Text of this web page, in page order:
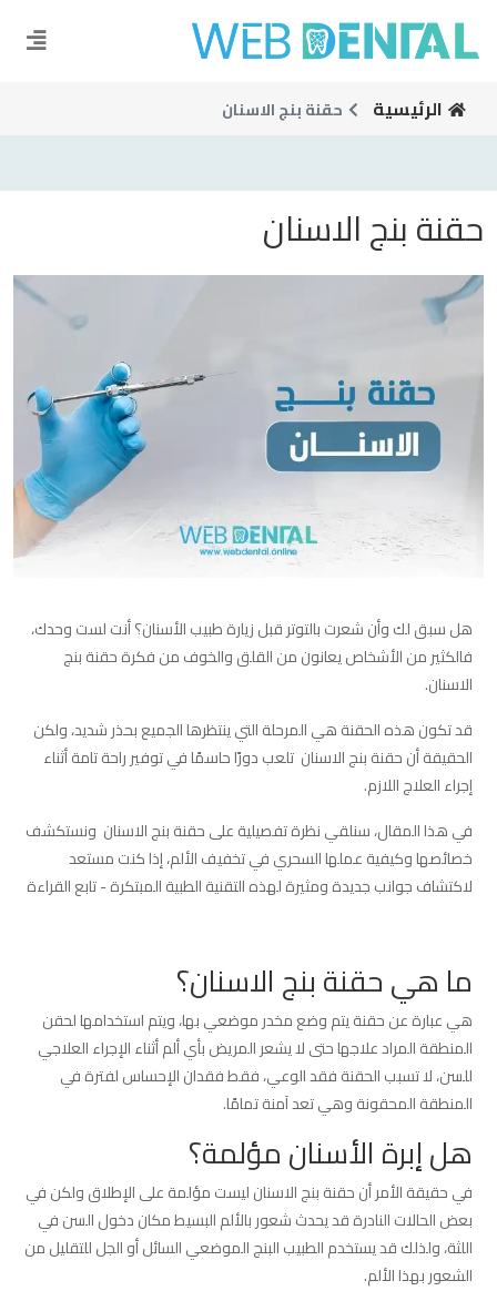
الرئيسية حقنة بنج الاسنان
حقنة بنج الاسنان
هل سبق لك وأن شعرت بالتوتر قبل زيارة طبيب الأسنان؟ أنت لست وحدك،
فالكثير من الأشخاص يعانون من القلق والخوف من فكرة حقنة بنج
الاسنان.
قد تكون هذه الحقنة هي المرحلة التي ينتظرها الجميع بحذر شديد، ولكن
الحقيقة أن حقنة بنج الاسنان تلعب دورًا حاسمًا في توفير راحة تامة أثناء
إجراء العلاج اللازم.
في هذا المقال، سنلقي نظرة تفصيلية على حقنة بنج الاسنان ونستكشف
خصائصها وكيفية عملها السحري في تخفيف الألم، إذا كنت مستعد
لاكتشاف جوانب جديدة ومثيرة لهذه التقنية الطبية المبتكرة - تابع القراءة
ما هي حقنة بنج الاسنان؟
هي عبارة عن حقنة يتم وضع مخدر موضعي بها، ويتم استخدامها لحقن
المنطقة المراد علاجها حتى لا يشعر المريض بأي ألم أثناء الإجراء العلاجي
للسن، لا تسبب الحقنة فقد الوعي، فقط فقدان الإحساس لفترة في
المنطقة المحقونة وهي تعد آمنة تمامًا.
هل إبرة الأسنان مؤلمة؟
في حقيقة الأمر أن حقنة بنج الاسنان ليست مؤلمة على الإطلاق ولكن في
بعض الحالات النادرة قد يحدث شعور بالألم البسيط مكان دخول السن في
اللثة، ولذلك قد يستخدم الطبيب البنج الموضعي السائل أو الجل للتقليل من
الشعور بهذا الألم.